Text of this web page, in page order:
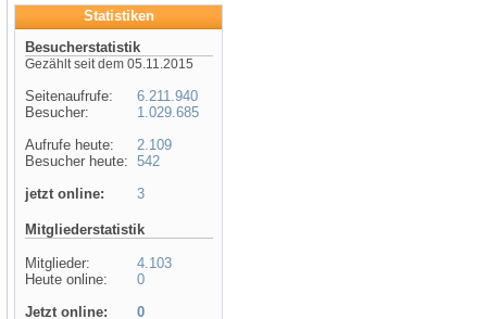
Statistiken
Besucherstatistik
Gezählt seit dem 05.11.2015
Seitenaufrufe:
Besucher:
Aufrufe heute:
Besucher heute:
jetzt online:
6.211.940
1.029.685
2.109
542
3
Mitgliederstatistik
Mitglieder:
Heute online:
4.103
0
Jetzt online:
0